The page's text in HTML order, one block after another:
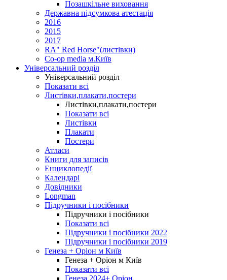
Позашкільне виховання
Державна підсумкова атестація
2016
2015
2017
RA" Red Horse"(листівки)
Co-op media м.Київ
Універсальний розділ
Універсальний розділ
Показати всі
Листівки,плакати,постери
Листівки,плакати,постери
Показати всі
Листівки
Плакати
Постери
Атласи
Книги для записів
Енциклопедії
Календарі
Довідники
Longman
Підручники і посібники
Підручники і посібники
Показати всі
Підручники і посібники 2022
Підручники і посібники 2019
Генеза + Оріон м Київ
Генеза + Оріон м Київ
Показати всі
Генеза 2024+ Оріон